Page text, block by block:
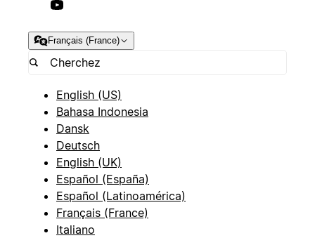
Français (France)
English (US)
Bahasa Indonesia
Dansk
Deutsch
English (UK)
Español (España)
Español (Latinoamérica)
Français (France)
Italiano